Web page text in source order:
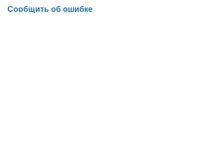
Сообщить об ошибке